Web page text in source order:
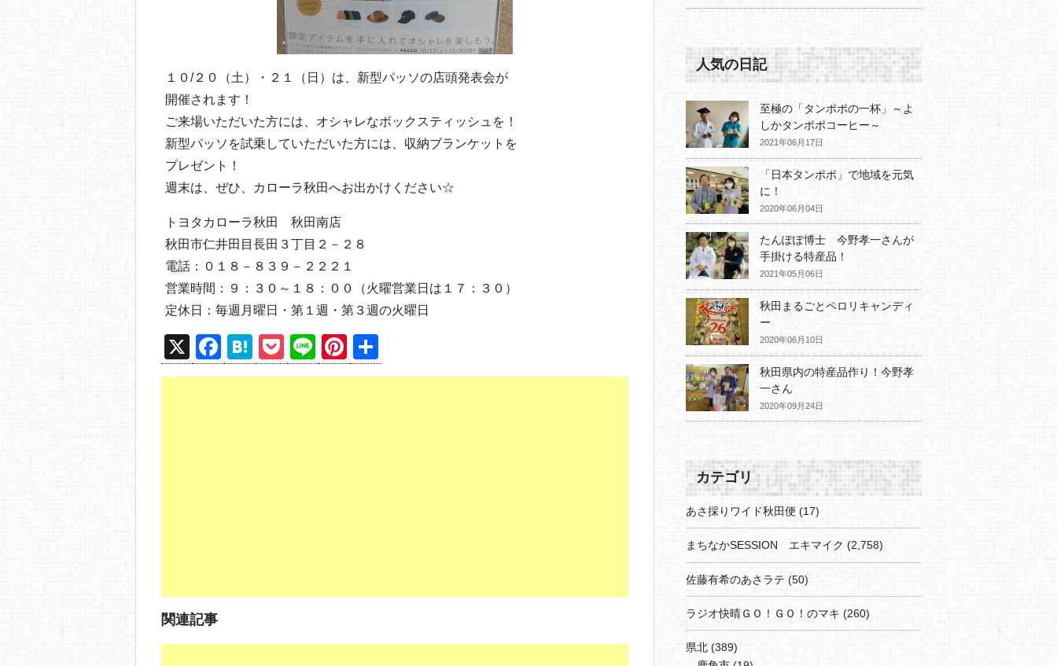
１０/２０（土）・２１（日）は、新型パッソの店頭発表会が
開催されます！
ご来場いただいた方には、オシャレなボックスティッシュを！
新型パッソを試乗していただいた方には、収納ブランケットを
プレゼント！
週末は、ぜひ、カローラ秋田へお出かけください☆
トヨタカローラ秋田 秋田南店
秋田市仁井田目長田３丁目２－２８
電話：０１８－８３９－２２２１
営業時間：９：３０～１８：００（火曜営業日は１７：３０）
定休日：毎週月曜日・第１週・第３週の火曜日
X
F
a
H
at
P
o
Li
n
Pi
nt 有
関連記事
人気の日記
至極の「タンポポの一杯」～よ
しかタンポポコーヒー～
2021年06月17日
「日本タンポポ」で地域を元気
に！
2020年06月04日
たんぽぽ博士 今野孝一さんが
手掛ける特産品！
2021年05月06日
秋田まるごとペロリキャンディ
ー
2020年06月10日
秋田県内の特産品作り！今野孝
一さん
2020年09月24日
カテゴリ
あさ採りワイド秋田便 (17)
まちなかSESSION エキマイク (2,758)
佐藤有希のあさラテ (50)
ラジオ快晴ＧＯ！ＧＯ！のマキ (260)
県北 (389)